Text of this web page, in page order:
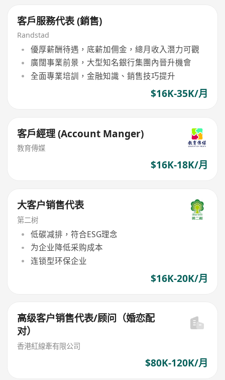
客戶服務代表 (銷售)
Randstad
優厚薪酬待遇，底薪加佣金，總月收入潛力可觀
廣闊事業前景，大型知名銀行集團內晉升機會
全面專業培訓，金融知識、銷售技巧提升
$16K-35K/月
客戶經理 (Account Manger)
教育傳媒
$16K-18K/月
大客户销售代表
第二树
低碳减排，符合ESG理念
为企业降低采购成本
连锁型环保企业
$16K-20K/月
高级客户销售代表/顾问（婚恋配
对）
香港紅線牽有限公司
$80K-120K/月